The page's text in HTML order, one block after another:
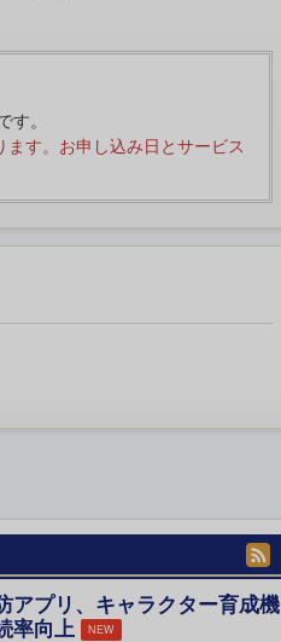
す。
す。お申し込み日とサービス
アプリ、キャラクター育成機
率向上
NEW